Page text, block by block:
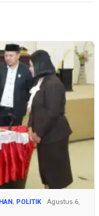
, POLITIK
Agustus 6,